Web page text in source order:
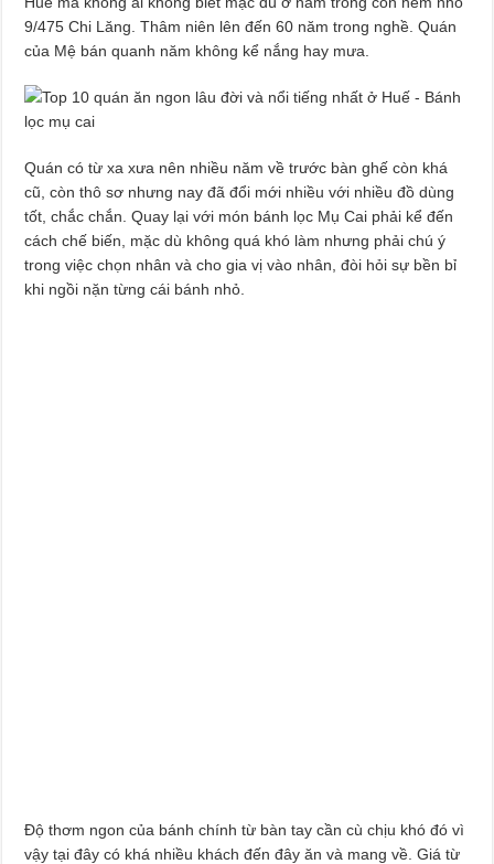
9/475 Chi Lăng. Thâm niên lên đến 60 năm trong nghề. Quán
của Mệ bán quanh năm không kể nắng hay mưa.
Quán có từ xa xưa nên nhiều năm về trước bàn ghế còn khá
cũ, còn thô sơ nhưng nay đã đổi mới nhiều với nhiều đồ dùng
tốt, chắc chắn. Quay lại với món bánh lọc Mụ Cai phải kể đến
cách chế biến, mặc dù không quá khó làm nhưng phải chú ý
trong việc chọn nhân và cho gia vị vào nhân, đòi hỏi sự bền bỉ
khi ngồi nặn từng cái bánh nhỏ.
Độ thơm ngon của bánh chính từ bàn tay cần cù chịu khó đó vì
vậy tại đây có khá nhiều khách đến đây ăn và mang về. Giá từ